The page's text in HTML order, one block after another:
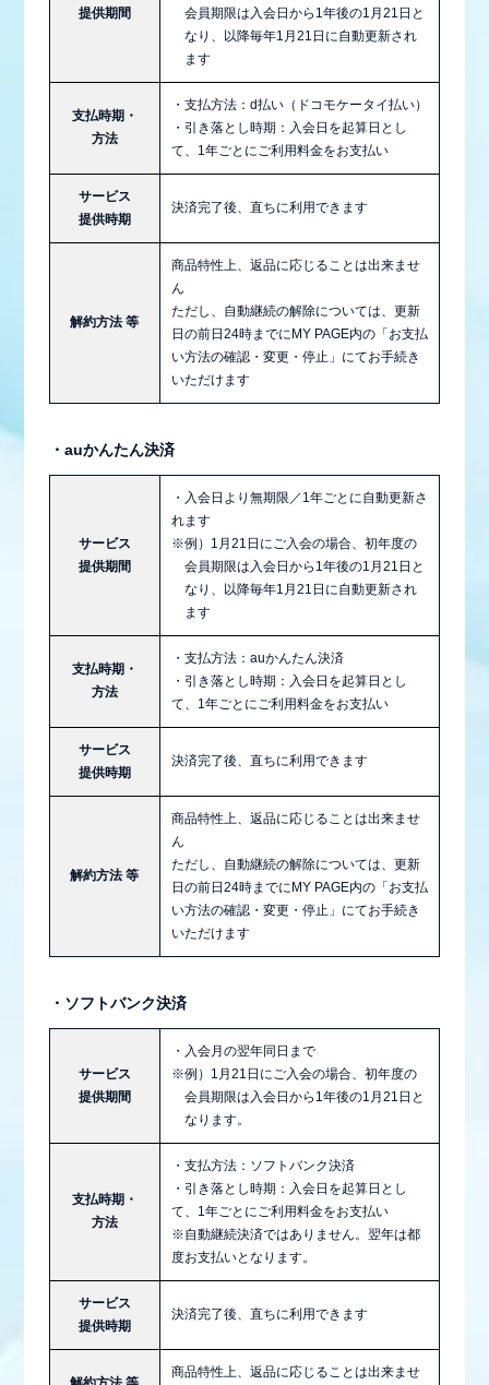
RADIO
GALLERY
生配信
提供期間
会員期限は入会日から1年後の1月21日と
なり、以降毎年1月21日に自動更新され
ます
支払時期・
方法
・支払方法：d払い（ドコモケータイ払い）
・引き落とし時期：入会日を起算日とし
て、1年ごとにご利用料金をお支払い
サービス
提供時期
決済完了後、直ちに利用できます
解約方法 等
商品特性上、返品に応じることは出来ませ
ん
ただし、自動継続の解除については、更新
日の前日24時までにMY PAGE内の「お支払
い方法の確認・変更・停止」にてお手続き
いただけます
・auかんたん決済
サービス
提供期間
・入会日より無期限／1年ごとに自動更新さ
れます
※例）1月21日にご入会の場合、初年度の
会員期限は入会日から1年後の1月21日と
なり、以降毎年1月21日に自動更新され
ます
支払時期・
方法
・支払方法：auかんたん決済
・引き落とし時期：入会日を起算日とし
て、1年ごとにご利用料金をお支払い
サービス
提供時期
決済完了後、直ちに利用できます
解約方法 等
商品特性上、返品に応じることは出来ませ
ん
ただし、自動継続の解除については、更新
日の前日24時までにMY PAGE内の「お支払
い方法の確認・変更・停止」にてお手続き
いただけます
・ソフトバンク決済
サービス
提供期間
・入会月の翌年同日まで
※例）1月21日にご入会の場合、初年度の
会員期限は入会日から1年後の1月21日と
なります。
支払時期・
方法
・支払方法：ソフトバンク決済
・引き落とし時期：入会日を起算日とし
て、1年ごとにご利用料金をお支払い
※自動継続決済ではありません。翌年は都
度お支払いとなります。
サービス
提供時期
決済完了後、直ちに利用できます
商品特性上、返品に応じることは出来ませ